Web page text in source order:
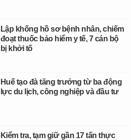
Lập khống hồ sơ bệnh nhân, chiếm
đoạt thuốc bảo hiểm y tế, 7 cán bộ
bị khởi tố
Huế tạo đà tăng trưởng từ ba động
lực du lịch, công nghiệp và đầu tư
Kiểm tra, tạm giữ gần 17 tấn thực